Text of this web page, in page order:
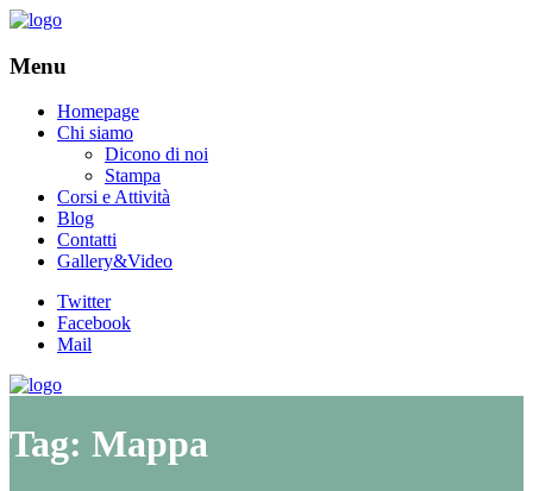
Menu
Homepage
Chi siamo
Dicono di noi
Stampa
Corsi e Attività
Blog
Contatti
Gallery&Video
Twitter
Facebook
Mail
Tag: Mappa